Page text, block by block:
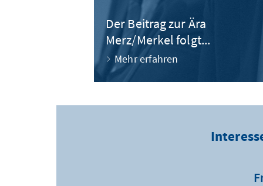
Der Beitrag zur Ära
Merz/Merkel folgt...
Mehr erfahren